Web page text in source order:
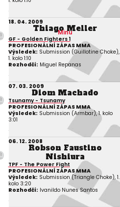
18. 04. 2009
Thiago Meller
Minu
GF - Golden Fighters 1
PROFESIONÁLNÍ ZÁPAS MMA
Výsledek: Submission (Guillotine Choke),
1. kolo 1:10
Rozhodčí: Miguel Repanas
07. 03. 2009
Diom Machado
Tsunamy - Tsunamy
PROFESIONÁLNÍ ZÁPAS MMA
Výsledek: Submission (Armbar), 1. kolo
3:01
06. 12. 2008
Robson Faustino
Nishiura
TPF - The Power Fight
PROFESIONÁLNÍ ZÁPAS MMA
Výsledek: Submission (Triangle Choke), 1.
kolo 3:20
Rozhodčí: Ivanildo Nunes Santos